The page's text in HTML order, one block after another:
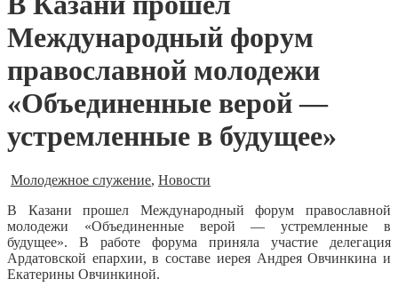
Международный форум
православной молодежи
«Объединенные верой —
устремленные в будущее»
Молодежное служение, Новости
В Казани прошел Международный форум православной
молодежи «Объединенные верой — устремленные в
будущее». В работе форума приняла участие делегация
Ардатовской епархии, в составе иерея Андрея Овчинкина и
Екатерины Овчинкиной.